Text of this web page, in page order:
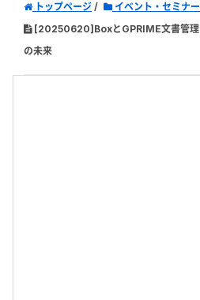
トップページ
イベント・セミナー
[20250620]BoxとGPRIME文書管理
の未来